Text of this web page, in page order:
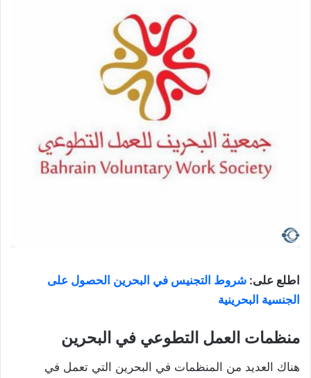
اطلع على: شروط التجنيس في البحرين الحصول على
الجنسية البحرينية
منظمات العمل التطوعي في البحرين
هناك العديد من المنظمات في البحرين التي تعمل في